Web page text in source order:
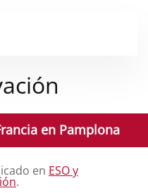
en Pamplona
en ESO y
.